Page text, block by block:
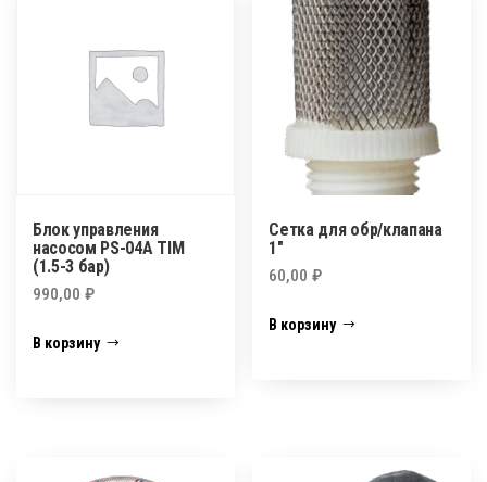
Блок управления
насосом PS-04A TIM
(1.5-3 бар)
990,00 ₽
В корзину
Сетка для обр/клапана
1″
60,00₽
В корзину